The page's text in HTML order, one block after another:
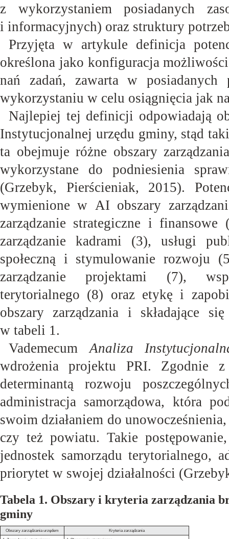
z wykorzystaniem posiadanych
i informacyjnych) oraz struktury
Przyjęta w artykule definicja
określona jako konfiguracja
nań zadań, zawarta w
wykorzystaniu w celu osiągnięcia jak
Najlepiej tej definicji odpowiadają
Instytucjonalnej urzędu gminy, stąd
ta obejmuje różne obszary
wykorzystane do podniesienia
(Grzebyk, Pierścieniak, 2015).
wymienione w AI obszary
zarządzanie strategiczne i
zarządzanie kadrami (3), usługi
społeczną i stymulowanie rozwoju
zarządzanie projektami (7),
terytorialnego (8) oraz etykę i
obszary zarządzania i składające
w tabeli 1.
Vademecum Analiza
wdrożenia projektu PRI. Zgodnie
determinantą rozwoju
administracja samorządowa, która
swoim działaniem do
czy też powiatu. Takie
jednostek samorządu terytorialnego,
priorytet w swojej działalności
Tabela 1. Obszary i kryteria zarządzania
gminy
Obszary zarządzania urzędem
Kryteria zarządzania